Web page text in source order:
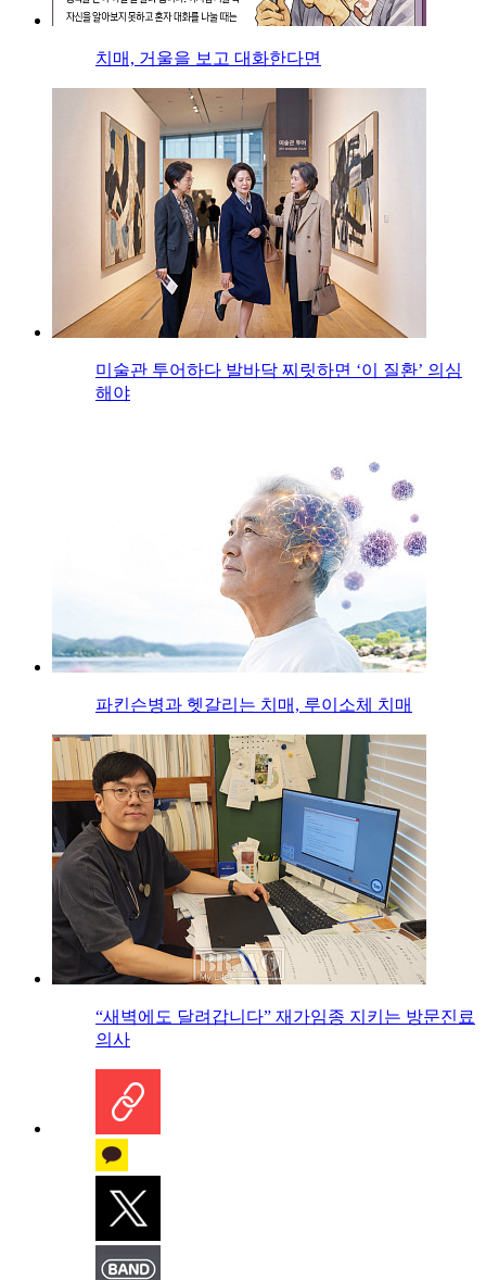
치매, 거울을 보고 대화한다면
미술관 투어하다 발바닥 찌릿하면 ‘이 질환’ 의심
해야
파킨슨병과 헷갈리는 치매, 루이소체 치매
“새벽에도 달려갑니다” 재가임종 지키는 방문진료
의사